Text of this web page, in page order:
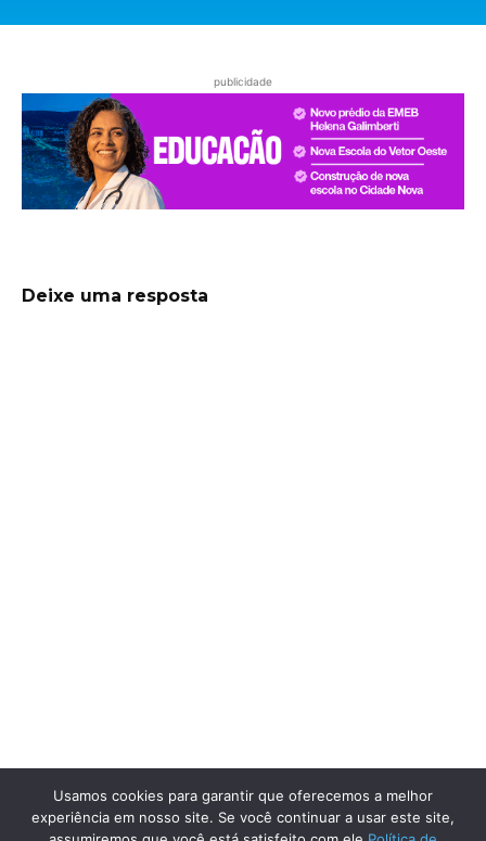
publicidade
Deixe uma resposta
Usamos cookies para garantir que oferecemos a melhor
experiência em nosso site. Se você continuar a usar este site,